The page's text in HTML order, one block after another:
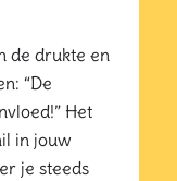
de drukte en
“De
Het
in jouw
je steeds